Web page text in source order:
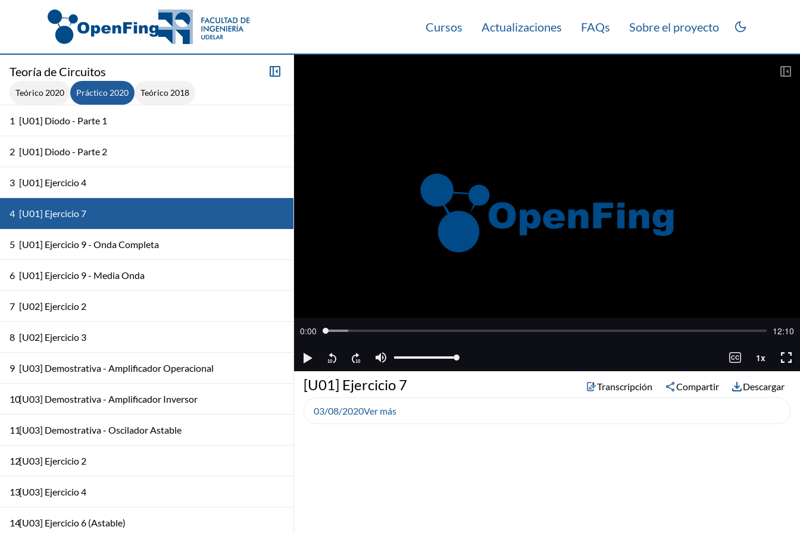
Cursos Actualizaciones FAQs Sobre el proyecto
Teoría de Circuitos
Teórico 2020 Práctico 2020 Teórico 2018
1 [U01] Diodo - Parte 1
2 [U01] Diodo - Parte 2
3 [U01] Ejercicio 4
4 [U01] Ejercicio 7
5 [U01] Ejercicio 9 - Onda Completa
6 [U01] Ejercicio 9 - Media Onda
7 [U02] Ejercicio 2
8 [U02] Ejercicio 3
9 [U03] Demostrativa - Amplificador Operacional
10[U03] Demostrativa - Amplificador Inversor
11[U03] Demostrativa - Oscilador Astable
12[U03] Ejercicio 2
13[U03] Ejercicio 4
14[U03] Ejercicio 6 (Astable)
[U01] Ejercicio 7 Transcripción Compartir Descargar
03/08/2020Ver más